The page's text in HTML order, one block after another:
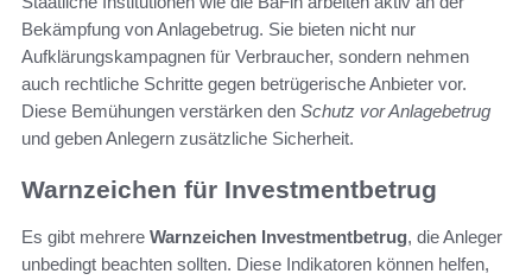
Bekämpfung von Anlagebetrug. Sie bieten nicht nur
Aufklärungskampagnen für Verbraucher, sondern nehmen
auch rechtliche Schritte gegen betrügerische Anbieter vor.
Diese Bemühungen verstärken den Schutz vor Anlagebetrug
und geben Anlegern zusätzliche Sicherheit.
Warnzeichen für Investmentbetrug
Es gibt mehrere Warnzeichen Investmentbetrug, die Anleger
unbedingt beachten sollten. Diese Indikatoren können helfen,